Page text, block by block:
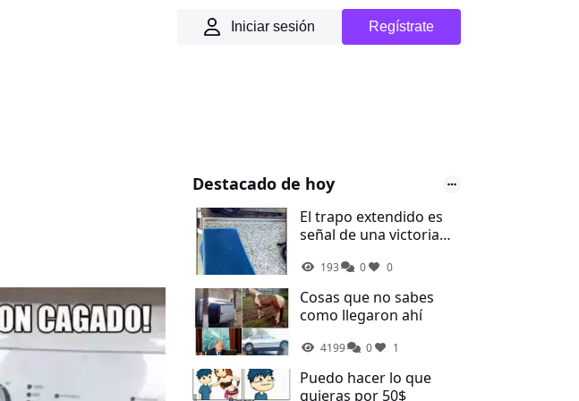
Iniciar sesión Regístrate
Destacado de hoy
El trapo extendido es
señal de una victoria
desorden de la cocina
193 0 0
Cosas que no sabes
como llegaron ahí
4199 0 1
Puedo hacer lo que
quieras por 50$